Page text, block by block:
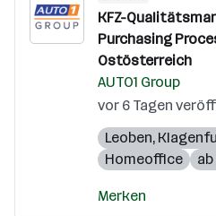
KFZ-
Purchasing
Ostösterreich
AUTO1 Group
vor 6 Tagen
Leoben,
Homeoffice
Merken